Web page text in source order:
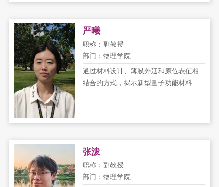
严曦
职称：副教授
部门：物理学院
通过材料设计、薄膜外延和原位表征相
结合的方式，揭示新型量子功能材料中
张泼
职称：副教授
部门：物理学院